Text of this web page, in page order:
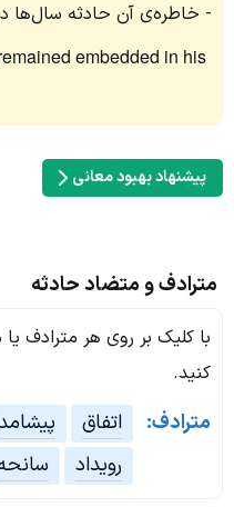
خاطره‌ی آن حادثه
embedded in his
پیشنهاد بهبود معانی
مترادف و متضاد حادثه
با کلیک بر روی هر مترادف
کنید.
مترادف: اتفاق
رویداد